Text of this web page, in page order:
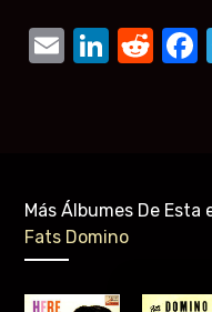
Email
Más Álbumes De Esta
Fats Domino